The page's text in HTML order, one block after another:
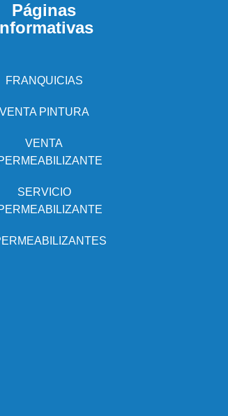
Páginas
FRANQUICIAS
VENTA PINTURA
VENTA
SERVICIO